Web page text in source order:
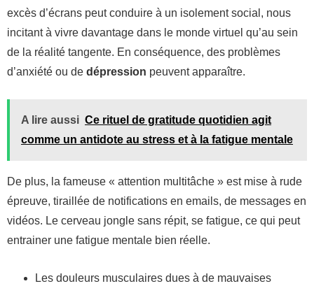
excès d’écrans peut conduire à un isolement social, nous
incitant à vivre davantage dans le monde virtuel qu’au sein
de la réalité tangente. En conséquence, des problèmes
d’anxiété ou de dépression peuvent apparaître.
A lire aussi Ce rituel de gratitude quotidien agit
comme un antidote au stress et à la fatigue mentale
De plus, la fameuse « attention multitâche » est mise à rude
épreuve, tiraillée de notifications en emails, de messages en
vidéos. Le cerveau jongle sans répit, se fatigue, ce qui peut
entrainer une fatigue mentale bien réelle.
Les douleurs musculaires dues à de mauvaises